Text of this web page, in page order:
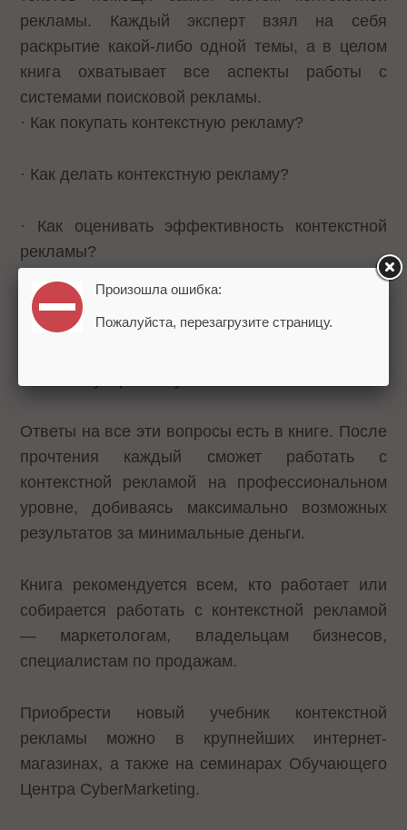
рекламы. Каждый эксперт взял на себя
раскрытие какой-либо одной темы, а в целом
книга охватывает все аспекты работы с
системами поисковой рекламы.
· Как покупать контекстную рекламу?
· Как делать контекстную рекламу?
· Как оценивать эффективность контекстной
рекламы?
· Как продавать контекстную рекламу?
Ответы на все эти вопросы есть в книге. После
прочтения каждый сможет работать с
контекстной рекламой на профессиональном
уровне, добиваясь максимально возможных
результатов за минимальные деньги.
Книга рекомендуется всем, кто работает или
собирается работать с контекстной рекламой
— маркетологам, владельцам бизнесов,
специалистам по продажам.
Приобрести новый учебник контекстной
рекламы можно в крупнейших интернет-
магазинах, а также на семинарах Обучающего
Центра CyberMarketing.
Произошла ошибка:
Пожалуйста, перезагрузите страницу.